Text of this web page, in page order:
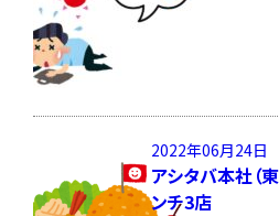
2022年06月24日
アシタバ本社（
ンチ3店